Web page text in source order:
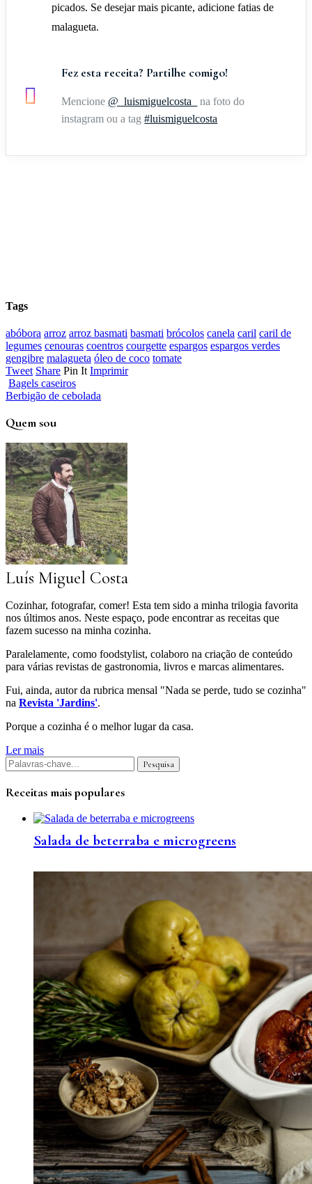
picados. Se desejar mais picante, adicione fatias de
malagueta.
Fez esta receita? Partilhe comigo!
Mencione @_luismiguelcosta_
na foto do
instagram ou a tag#luismiguelcosta
Tags
abóbora arroz arroz basmati basmati brócolos canela caril caril de
legumes cenouras coentros courgette espargos espargos verdes
gengibre malagueta óleo de coco tomate
Tweet Share Pin It Imprimir
Bagels caseiros
Berbigão de cebolada
Quem sou
Luís Miguel Costa
Cozinhar, fotografar, comer! Esta tem sido a minha trilogia favorita
nos últimos anos. Neste espaço, pode encontrar as receitas que
fazem sucesso na minha cozinha.
Paralelamente, como foodstylist, colaboro na criação de conteúdo
para várias revistas de gastronomia, livros e marcas alimentares.
Fui, ainda, autor da rubrica mensal "Nada se perde, tudo se cozinha"
na Revista 'Jardins'.
Porque a cozinha é o melhor lugar da casa.
Ler mais
Receitas mais populares
Salada de beterraba e microgreens